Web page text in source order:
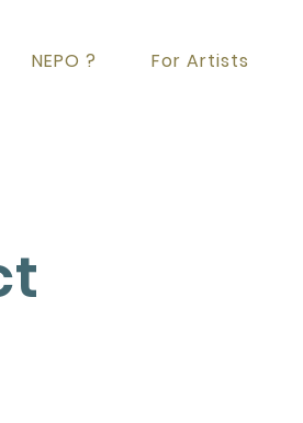
NEPO ? For Artists